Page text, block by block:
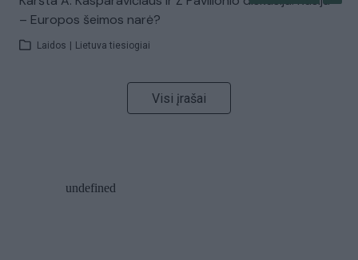
– Europos šeimos narė?
Laidos Lietuva tiesiogiai
Visi įrašai